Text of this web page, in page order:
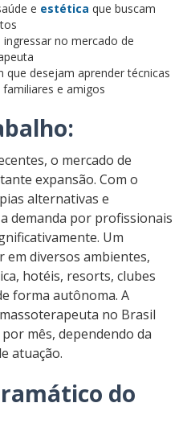
e estética que buscam
no mercado de
que desejam aprender técnicas
e amigos
o mercado de
expansão. Com o
alternativas e
demanda por profissionais
Um
diversos ambientes,
hotéis, resorts, clubes
forma autônoma. A
no Brasil
por mês, dependendo da
atuação.
do